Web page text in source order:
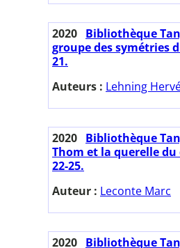
2020 Bibliothèque
groupe des symétries
21.
Auteurs : Lehning
2020 Bibliothèque
Thom et la querelle
22-25.
Auteur : Leconte Marc
2020 Bibliothèque